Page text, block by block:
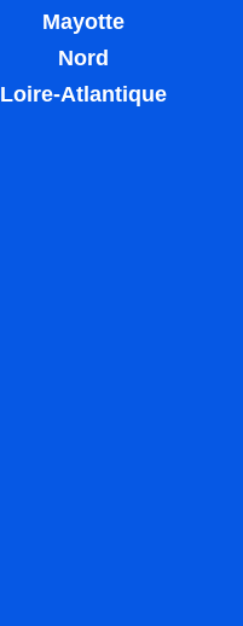
Mayotte
Nord
Loire-Atlantique